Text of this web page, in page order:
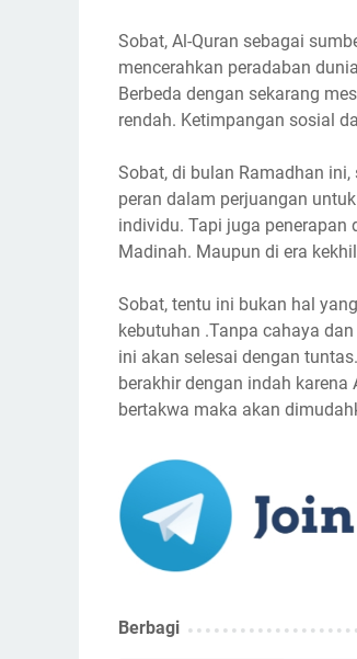
Sobat, Al-Quran sebagai
mencerahkan peradaban
Berbeda dengan sekarang
rendah. Ketimpangan sosial
Sobat, di bulan Ramadhan
peran dalam perjuangan
individu. Tapi juga
Madinah. Maupun di era
Sobat, tentu ini bukan hal
kebutuhan .Tanpa cahaya
ini akan selesai dengan
berakhir dengan indah
bertakwa maka akan
Berbagi